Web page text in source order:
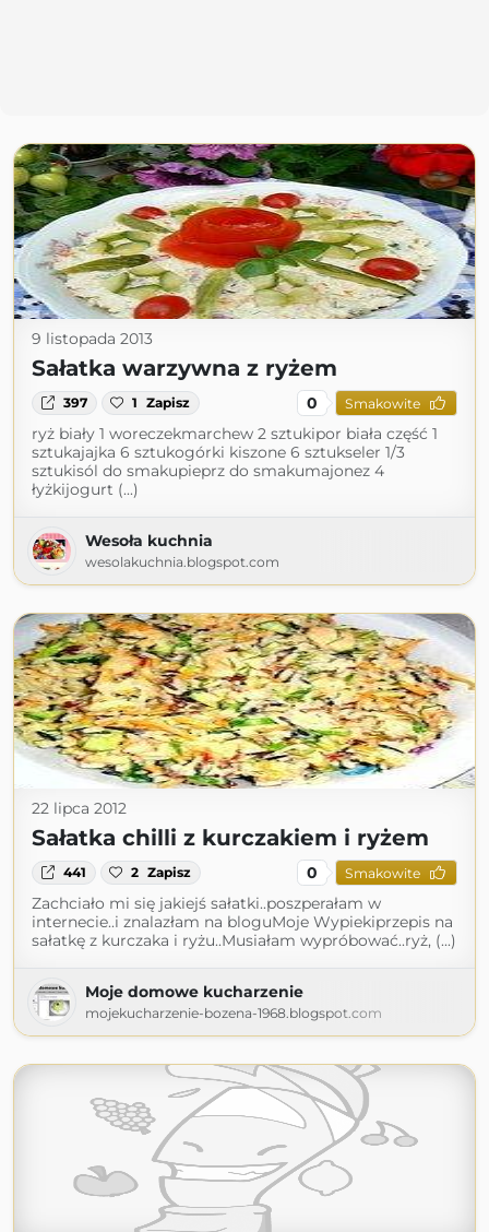
9 listopada 2013
Sałatka warzywna z ryżem
397 1 Zapisz 0 Smakowite
ryż biały 1 woreczekmarchew 2 sztukipor biała część 1
sztukajajka 6 sztukogórki kiszone 6 sztukseler 1/3
sztukisól do smakupieprz do smakumajonez 4
łyżkijogurt (...)
Wesoła kuchnia
wesolakuchnia.blogspot.com
22 lipca 2012
Sałatka chilli z kurczakiem i ryżem
441 2 Zapisz 0 Smakowite
Zachciało mi się jakiejś sałatki..poszperałam w
internecie..i znalazłam na bloguMoje Wypiekiprzepis na
sałatkę z kurczaka i ryżu..Musiałam wypróbować..ryż, (...)
Moje domowe kucharzenie
mojekucharzenie-bozena-1968.blogspot.com